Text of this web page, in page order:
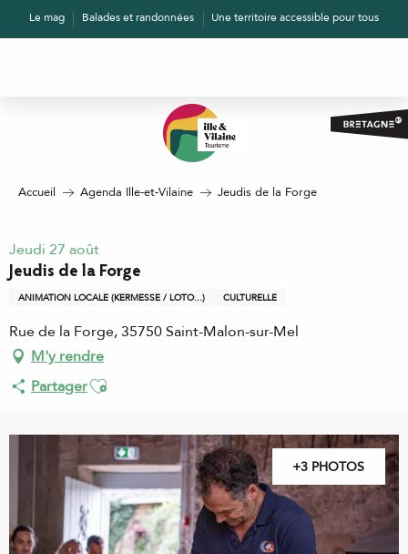
AllerLe mag Balades et randonnées Une territoire accessible pour tous
Accueil Agenda Ille-et-Vilaine Jeudis de la Forge
Jeudi 27 août
Jeudis de la Forge
ANIMATION LOCALE (KERMESSE / LOTO...) CULTURELLE
Rue de la Forge, 35750 Saint-Malon-sur-Mel
M'y rendre
PartagerAjouter aux favoris
+3 PHOTOS